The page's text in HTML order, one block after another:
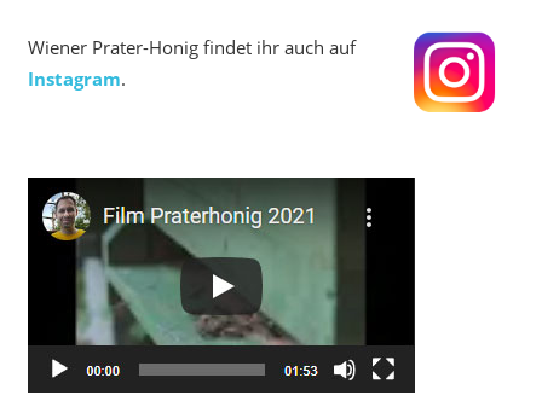
Wiener Prater-Honig findet ihr auch auf
Instagram.